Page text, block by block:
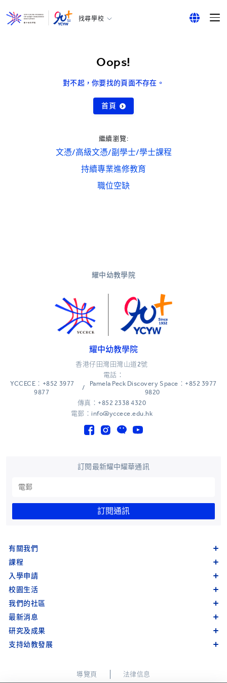
找尋學校
Oops!
對不起，你要找的頁面不存在。
首頁
繼續瀏覽:
文憑/高級文憑/副學士/學士課程
持續專業進修教育
職位空缺
耀中幼教學院
耀中幼教學院
香港仔田灣田灣山道2號
電話：
YCCECE：+852 3977
9877
/
Pamela Peck Discovery Space：+852 3977
9820
傳真：+852 2338 4320
電郵：info@yccece.edu.hk
訂閱最新耀中耀華通訊
訂閱通訊
有關我們
課程
入學申請
校園生活
我們的社區
最新消息
研究及成果
支持幼教發展
導覽頁 法律信息